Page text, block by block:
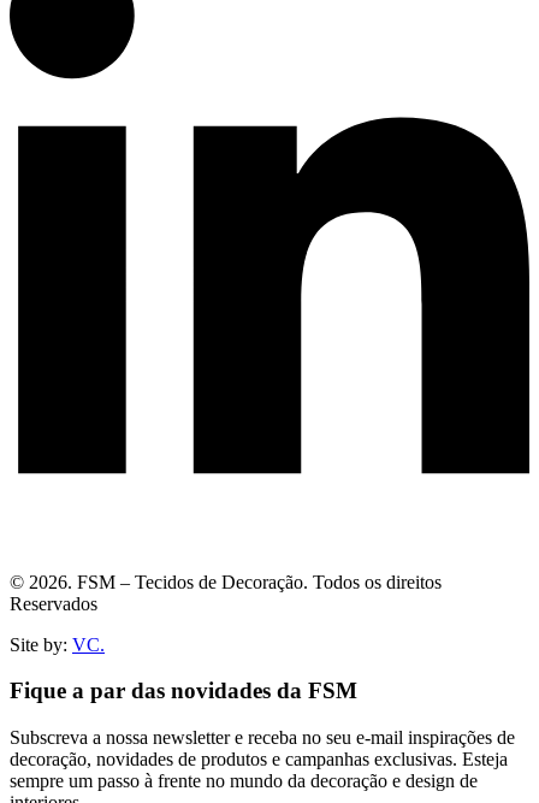
© 2026. FSM – Tecidos de Decoração. Todos os direitos
Reservados
Site by: VC.
Fique a par das novidades da FSM
Subscreva a nossa newsletter e receba no seu e-mail inspirações de
decoração, novidades de produtos e campanhas exclusivas. Esteja
sempre um passo à frente no mundo da decoração e design de